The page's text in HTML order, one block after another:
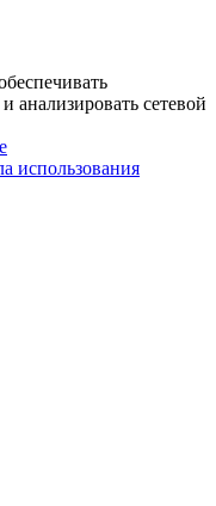
анализировать сетевой
использования